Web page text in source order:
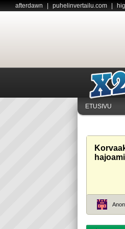
afterdawn puhelinvertailu.com
ETUSIVU